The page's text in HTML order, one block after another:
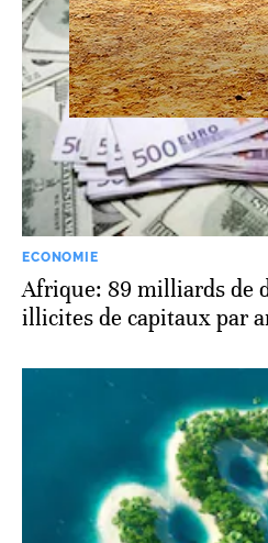
ECONOMIE
Afrique: 89 milliards de
illicites de capitaux par